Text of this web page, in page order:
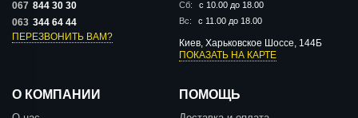
067 844 30 30
063 344 64 44
ПЕРЕЗВОНИТЬ ВАМ?
Сб:
с 10.00 до 18.00
Вс:
с 11.00 до 18.00
Киев, Харьковское Шоссе, 144Б
ПОКАЗАТЬ НА КАРТЕ
О КОМПАНИИ ПОМОЩЬ